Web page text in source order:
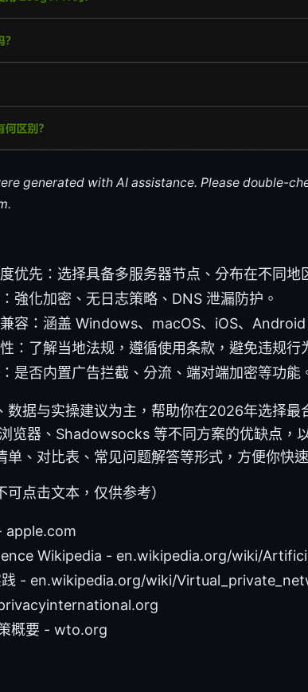
generated with AI assistance. Please double-
优先：选择具备多服务器节点、分布在不同地
強化加密、无日志策略、DNS 泄漏防护。
容：涵盖 Windows、macOS、iOS、Android
：了解当地法规，遵循使用条款，避免违规行
是否内置广告拦截、分流、端对端加密等功能
数据与实操建议为主，帮助你在2026年选择最
览器、Shadowsocks 等不同方案的优缺点，
单、对比表、常见问题解答等形式，方便你快
点击文本，仅供参考）
apple.com
Wikipedia - en.wikipedia.org/wiki/
践 - en.wikipedia.org/wiki/
概要 - wto.org